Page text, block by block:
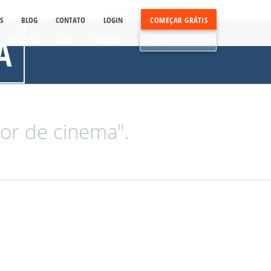
ACESSAR CONTA
BLOG CONTATO LOGIN COMEÇAR GRÁTIS
de cinema".